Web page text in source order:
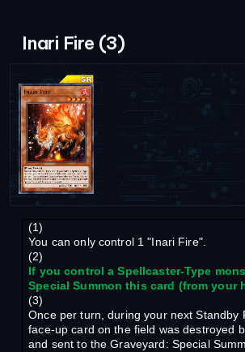
Inari Fire (3)
(1)
You can only control 1 "Inari Fire".
(2)
If you control a Spellcaster-Type
Special Summon this card (from your
(3)
Once per turn, during your next Standby
face-up card on the field was destroyed
and sent to the Graveyard: Special